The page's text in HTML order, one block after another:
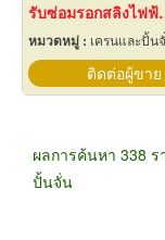
รับซ่อ
หมวดหมู่ : เครนและปั้น
ติดต่อผู้ขาย
ผลการค้นหา 338
ปั้นจั่น